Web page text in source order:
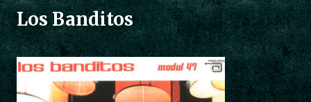
Los Banditos